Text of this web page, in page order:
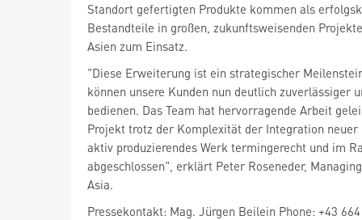
Standort gefertigten Produkte kommen als
Bestandteile in großen, zukunftsweisenden
Asien zum Einsatz.
"Diese Erweiterung ist ein strategischer
können unsere Kunden nun deutlich zuverlässiger
bedienen. Das Team hat hervorragende Arbeit
Projekt trotz der Komplexität der Integration
aktiv produzierendes Werk termingerecht und im
abgeschlossen", erklärt Peter Roseneder,
Asia.
Pressekontakt: Mag. Jürgen Beilein Phone: +43